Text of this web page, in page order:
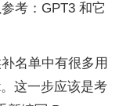
考：GPT3 和它
名单中有很多用
这一步应该是考